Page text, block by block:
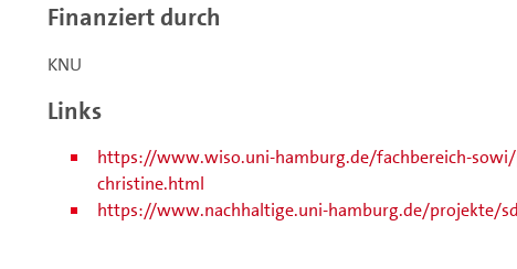
Finanziert durch
KNU
Links
https://www.wiso.uni-hamburg.de/fachbereich-
christine.html
https://www.nachhaltige.uni-hamburg.de/projekte/